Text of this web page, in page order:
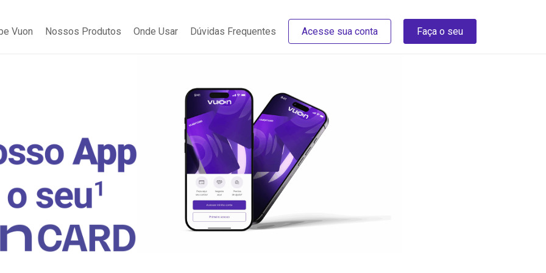
Vuon Nossos Produtos Onde Usar Dúvidas Frequentes Acesse sua conta Faça o seu